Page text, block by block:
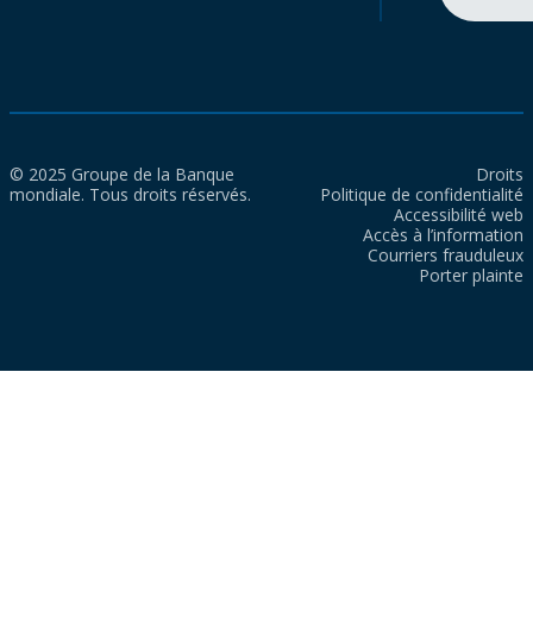
© 2025 Groupe de la Banque
mondiale. Tous droits réservés.
Droits
Politique de confidentialité
Accessibilité web
Accès à l’information
Courriers frauduleux
Porter plainte